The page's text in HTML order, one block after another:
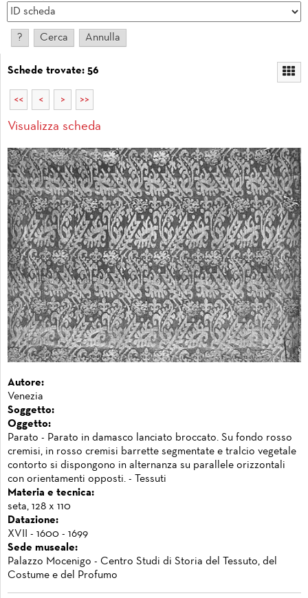
Schede trovate: 56
<< < > >>
Visualizza scheda
Autore:
Venezia
Soggetto:
Oggetto:
Parato - Parato in damasco lanciato broccato. Su fondo rosso
cremisi, in rosso cremisi barrette segmentate e tralcio vegetale
contorto si dispongono in alternanza su parallele orizzontali
con orientamenti opposti. - Tessuti
Materia e tecnica:
seta, 128 x 110
Datazione:
XVII - 1600 - 1699
Sede museale:
Palazzo Mocenigo - Centro Studi di Storia del Tessuto, del
Costume e del Profumo